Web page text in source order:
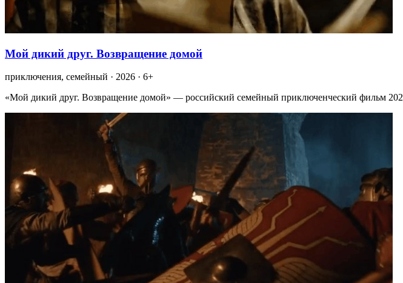
Мой дикий друг. Возвращение домой
приключения, семейный · 2026 · 6+
«Мой дикий друг. Возвращение домой» — российский семейный приключенческий фильм